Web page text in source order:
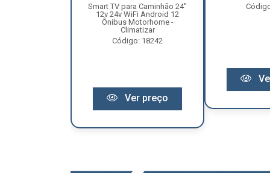
Smart TV para Caminhão 24"
12v 24v WiFi Android 12
Ônibus Motorhome -
Climatizar
Código: 18242
Ver preço